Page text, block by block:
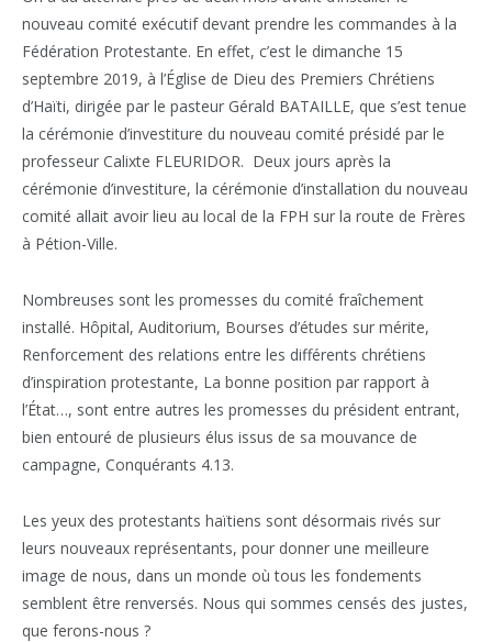
nouveau comité exécutif devant prendre les commandes à la
Fédération Protestante. En effet, c’est le dimanche 15
septembre 2019, à l’Église de Dieu des Premiers Chrétiens
d’Haïti, dirigée par le pasteur Gérald BATAILLE, que s’est tenue
la cérémonie d’investiture du nouveau comité présidé par le
professeur Calixte FLEURIDOR. Deux jours après la
cérémonie d’investiture, la cérémonie d’installation du nouveau
comité allait avoir lieu au local de la FPH sur la route de Frères
à Pétion-Ville.
Nombreuses sont les promesses du comité fraîchement
installé. Hôpital, Auditorium, Bourses d’études sur mérite,
Renforcement des relations entre les différents chrétiens
d’inspiration protestante, La bonne position par rapport à
l’État…, sont entre autres les promesses du président entrant,
bien entouré de plusieurs élus issus de sa mouvance de
campagne, Conquérants 4.13.
Les yeux des protestants haïtiens sont désormais rivés sur
leurs nouveaux représentants, pour donner une meilleure
image de nous, dans un monde où tous les fondements
semblent être renversés. Nous qui sommes censés des justes,
que ferons-nous ?